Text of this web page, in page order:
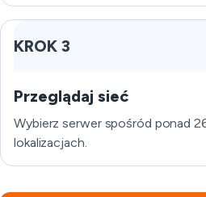
KROK 3
Przeglądaj sieć
Wybierz serwer spośród ponad
lokalizacjach.